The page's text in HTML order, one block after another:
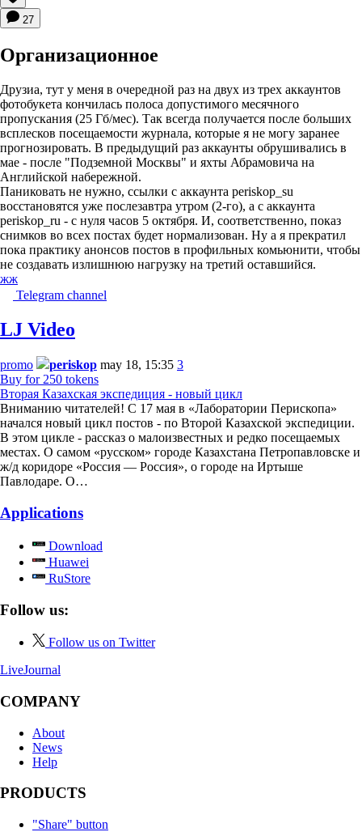
27
Организационное
Друзиа, тут у меня в очередной раз на двух из трех аккаунтов
фотобукета кончилась полоса допустимого месячного
пропускания (25 Гб/мес). Так всегда получается после больших
всплесков посещаемости журнала, которые я не могу заранее
прогнозировать. В предыдущий раз аккаунты обрушивались в
мае - после "Подземной Москвы" и яхты Абрамовича на
Английской набережной.
Паниковать не нужно, ссылки с аккаунта periskop_su
восстановятся уже послезавтра утром (2-го), а с аккаунта
periskop_ru - с нуля часов 5 октября. И, соответственно, показ
снимков во всех постах будет нормализован. Ну а я прекратил
пока практику анонсов постов в профильных комьюнити, чтобы
не создавать излишнюю нагрузку на третий оставшийся.
жж
Telegram channel
LJ Video
promo periskop may 18, 15:35 3
Buy for 250 tokens
Вторая Казахская экспедиция - новый цикл
Вниманию читателей! С 17 мая в «Лаборатории Перископа»
начался новый цикл постов - по Второй Казахской экспедиции.
В этом цикле - рассказ о малоизвестных и редко посещаемых
местах. О самом «русском» городе Казахстана Петропавловске и
ж/д коридоре «Россия — Россия», о городе на Иртыше
Павлодаре. О…
Applications
Download
Huawei
RuStore
Follow us:
Follow us on Twitter
LiveJournal
COMPANY
About
News
Help
PRODUCTS
"Share" button